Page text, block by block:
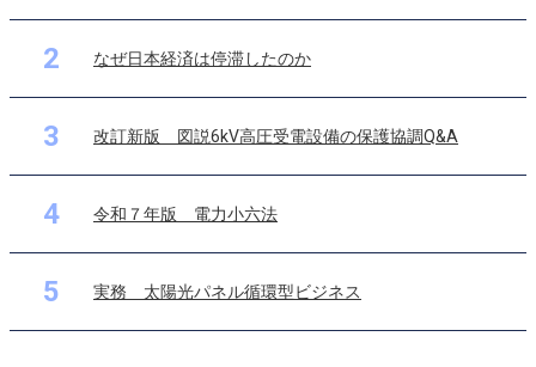
2 なぜ日本経済は停滞したのか
3 改訂新版 図説6kV高圧受電設備の保護協調Q&A
4 令和７年版 電力小六法
5 実務 太陽光パネル循環型ビジネス